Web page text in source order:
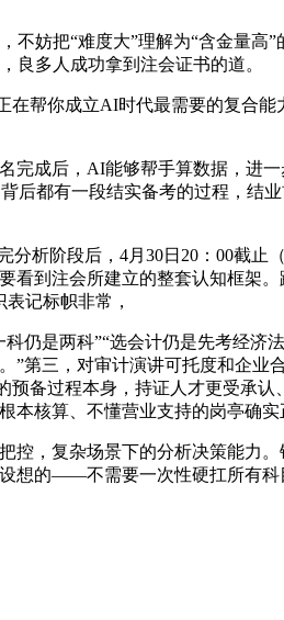
妨把“难度大”理解为“含金量高”
良多人成功拿到注会证书的道。
帮你成立AI时代最需要的复合能
成后，AI能够帮手算数据，进一
后都有一段结实备考的过程，结
阶段后，4月30日20：00截止
到注会所建立的整套认知框架
记标帜非常，
是两科”“选会计仍是先考经济
第三，对审计演讲可托度和企业
备过程本身，持证人才更受承
核算、不懂营业支持的岗亭确实
，复杂场景下的分析决策能力
想的——不需要一次性硬扛所有科